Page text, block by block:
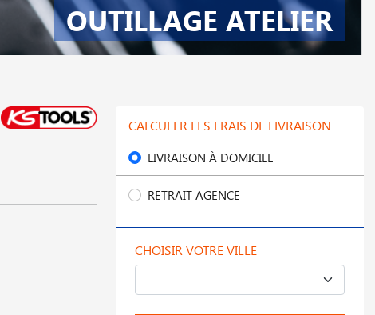
OUTILLAGE ATELIER
CALCULER LES FRAIS DE LIVRAISON
LIVRAISON À DOMICILE
RETRAIT AGENCE
CHOISIR VOTRE VILLE